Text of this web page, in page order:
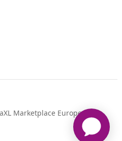
Marketplace Europe B.V.